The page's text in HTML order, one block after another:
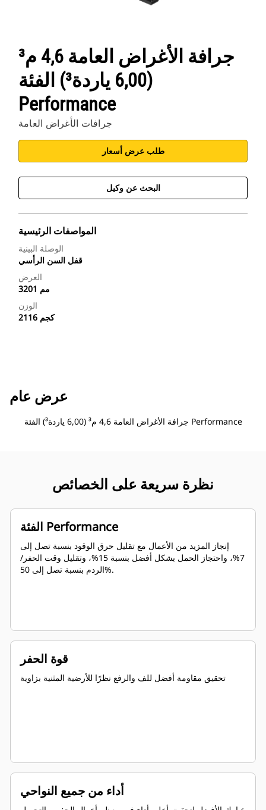
جرافة الأغراض العامة 4,6 م³
(6,00 ياردة³) الفئة
Performance
جرافات الأغراض العامة
طلب عرض أسعار
البحث عن وكيل
المواصفات الرئيسية
الوصلة البينية
قفل السن الرأسي
العرض
3201 مم
الوزن
2116 كجم
عرض عام
جرافة الأغراض العامة 4,6 م³ (6,00 ياردة³) الفئة Performance
نظرة سريعة على الخصائص
الفئة Performance
إنجاز المزيد من الأعمال مع تقليل حرق الوقود بنسبة تصل إلى
7%، واحتجاز الحمل بشكل أفضل بنسبة 15%، وتقليل وقت الحفر/
الردم بنسبة تصل إلى 50%.
قوة الحفر
تحقيق مقاومة أفضل للف والرفع نظرًا للأرضية المثنية بزاوية
أداء من جميع النواحي